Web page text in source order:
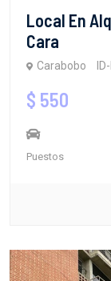
Local En
Cara
Carabobo
$ 550
Puestos